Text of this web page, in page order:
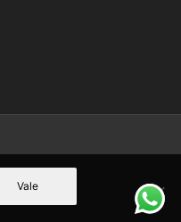
Vale